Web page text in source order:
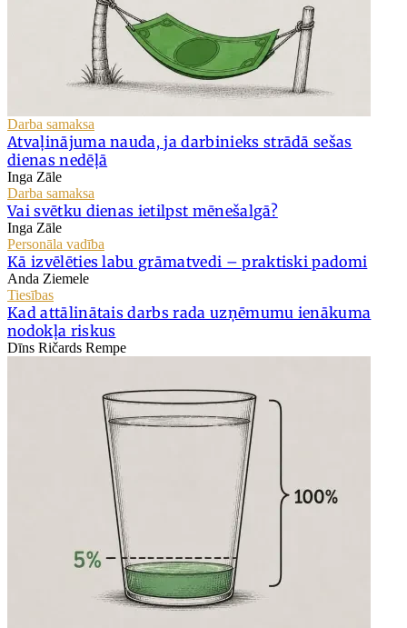
Darba samaksa
Atvaļinājuma nauda, ja darbinieks strādā sešas
dienas nedēļā
Inga Zāle
Darba samaksa
Vai svētku dienas ietilpst mēnešalgā?
Inga Zāle
Personāla vadība
Kā izvēlēties labu grāmatvedi – praktiski padomi
Anda Ziemele
Tiesības
Kad attālinātais darbs rada uzņēmumu ienākuma
nodokļa riskus
Dīns Ričards Rempe